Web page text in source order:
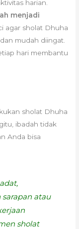
harian.
menjadi
agar sholat Dhuha
mudah diingat.
hari membantu
sholat Dhuha
ibadah tidak
Anda bisa
atau
sholat